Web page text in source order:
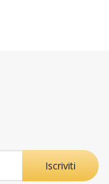
Iscriviti